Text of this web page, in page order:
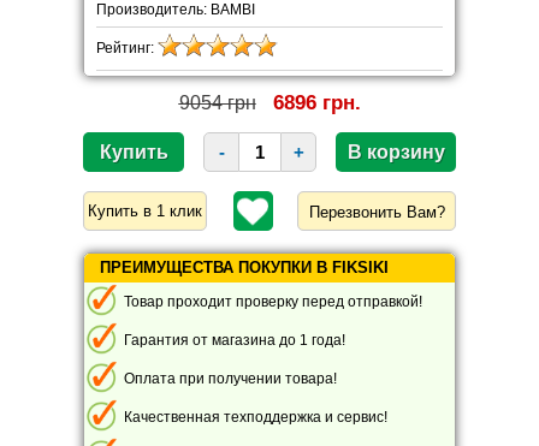
Производитель: BAMBI
Рейтинг:
9054 грн 6896 грн.
- +
Перезвонить Вам?
ПРЕИМУЩЕСТВА ПОКУПКИ В FIKSIKI
Товар проходит проверку перед отправкой!
Гарантия от магазина до 1 года!
Оплата при получении товара!
Качественная техподдержка и сервис!